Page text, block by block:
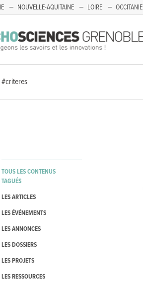
NOUVELLE-AQUITAINE LOIRE OCCITANIE
#criteres
TOUS LES CONTENUS
TAGUÉS
LES ARTICLES
LES ÉVÉNEMENTS
LES ANNONCES
LES DOSSIERS
LES PROJETS
LES RESSOURCES